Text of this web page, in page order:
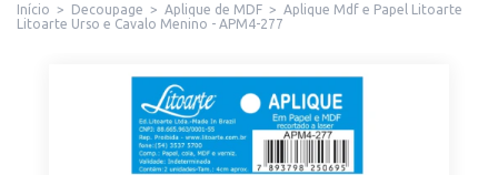
Início > Decoupage > Aplique de MDF > Aplique Mdf e Papel Litoarte
Litoarte Urso e Cavalo Menino - APM4-277